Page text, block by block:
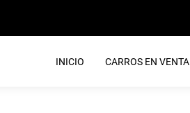
INICIO CARROS EN VENTA